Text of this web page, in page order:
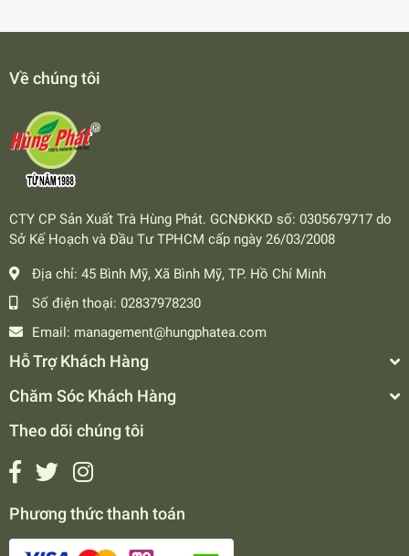
Về chúng tôi
CTY CP Sản Xuất Trà Hùng Phát. GCNĐKKD số: 0305679717 do
Sở Kế Hoạch và Đầu Tư TPHCM cấp ngày 26/03/2008
Địa chỉ: 45 Bình Mỹ, Xã Bình Mỹ, TP. Hồ Chí Minh
Số điện thoại: 02837978230
Email: management@hungphatea.com
Hỗ Trợ Khách Hàng
Chăm Sóc Khách Hàng
Theo dõi chúng tôi
Phương thức thanh toán